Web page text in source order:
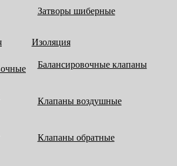
Затворы шиберные
Изоляция
Балансировочные клапаны
Клапаны воздушные
Клапаны обратные